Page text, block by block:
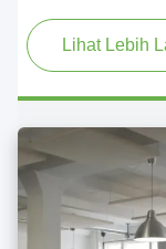
Lihat Lebih